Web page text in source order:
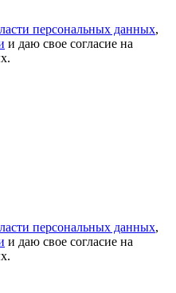
персональных данных,
и даю свое согласие на
персональных данных,
и даю свое согласие на